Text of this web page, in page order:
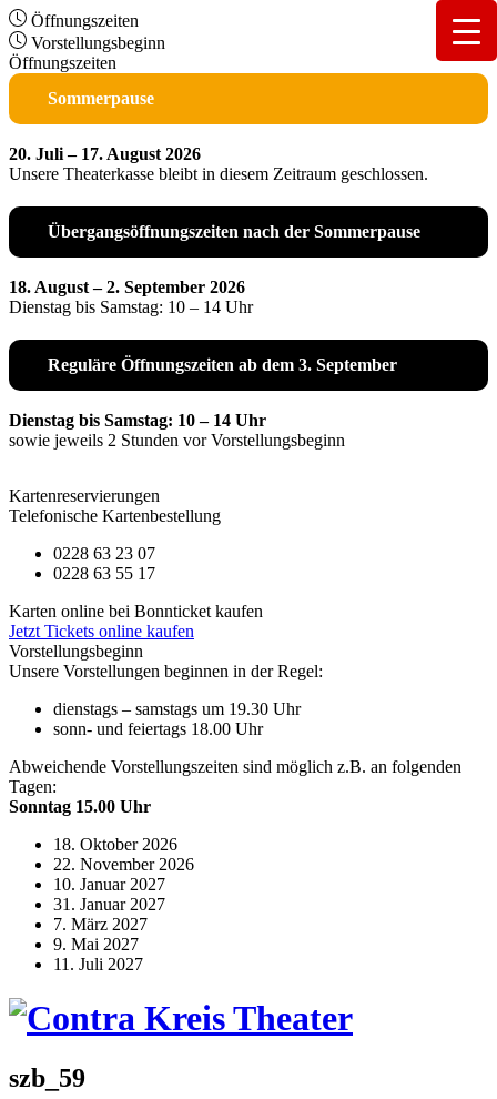
Öffnungszeiten
Vorstellungsbeginn
Öffnungszeiten
Sommerpause
20. Juli – 17. August 2026
Unsere Theaterkasse bleibt in diesem Zeitraum geschlossen.
Übergangsöffnungszeiten nach der Sommerpause
18. August – 2. September 2026
Dienstag bis Samstag: 10 – 14 Uhr
Reguläre Öffnungszeiten ab dem 3. September
Dienstag bis Samstag: 10 – 14 Uhr
sowie jeweils 2 Stunden vor Vorstellungsbeginn
Kartenreservierungen
Telefonische Kartenbestellung
0228 63 23 07
0228 63 55 17
Karten online bei Bonnticket kaufen
Jetzt Tickets online kaufen
Vorstellungsbeginn
Unsere Vorstellungen beginnen in der Regel:
dienstags – samstags um 19.30 Uhr
sonn- und feiertags 18.00 Uhr
Abweichende Vorstellungszeiten sind möglich z.B. an folgenden
Tagen:
Sonntag 15.00 Uhr
18. Oktober 2026
22. November 2026
10. Januar 2027
31. Januar 2027
7. März 2027
9. Mai 2027
11. Juli 2027
szb_59